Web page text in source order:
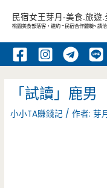
內
民宿女王芽月-美食.旅遊.
桃園美食部落客，邀約 -民宿合作體驗~ 請洽
「試讀」鹿男
小小TA賺錢記 / 作者:芽